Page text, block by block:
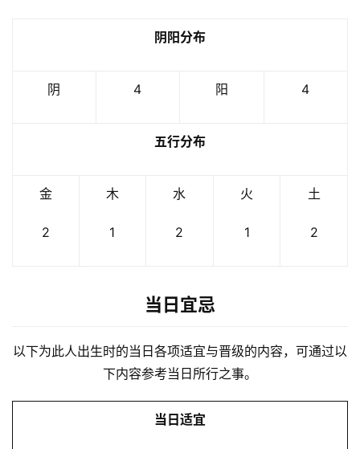
阴阳分布
阴 4 阳 4
五行分布
金
2
木
1
水
2
火
1
土
2
当日宜忌
以下为此人出生时的当日各项适宜与晋级的内容，可通过以
下内容参考当日所行之事。
当日适宜